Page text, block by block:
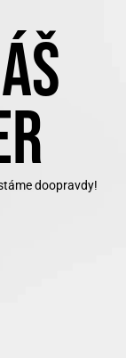
doopravdy!